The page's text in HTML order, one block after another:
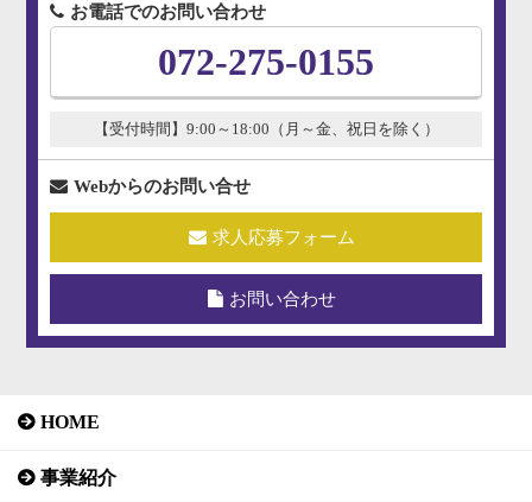
お電話でのお問い合わせ
072-275-0155
【受付時間】9:00～18:00（月～金、祝日を除く）
Webからのお問い合せ
求人応募フォーム
お問い合わせ
HOME
事業紹介